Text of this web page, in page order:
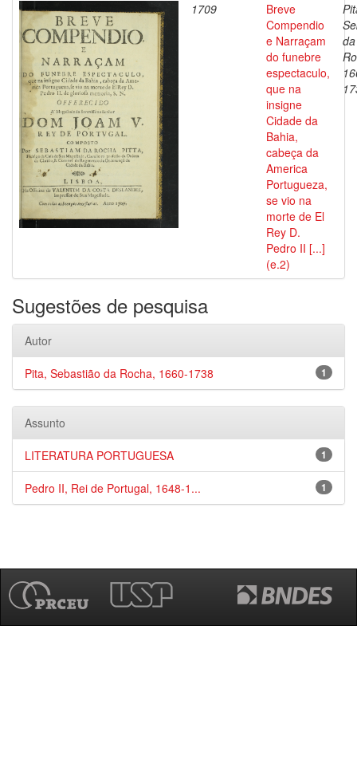
1709
Breve
Compendio
e Narraçam
do funebre
espectaculo,
que na
insigne
Cidade da
Bahia,
cabeça da
America
Portugueza,
se vio na
morte de El
Rey D.
Pedro II [...]
(e.2)
da
Sugestões de pesquisa
Autor
1
Pita, Sebastião da Rocha, 1660-1738
Assunto
1
LITERATURA PORTUGUESA
1
Pedro II, Rei de Portugal, 1648-1...